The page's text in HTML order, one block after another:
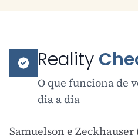
Reality
O que funciona de
dia a dia
Samuelson e